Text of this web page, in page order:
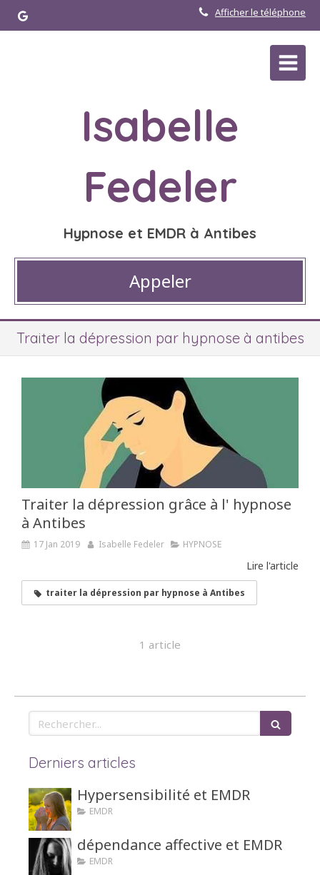
Afficher le téléphone
Isabelle
Fedeler
Hypnose et EMDR à Antibes
Appeler
Traiter la dépression par hypnose à antibes
Traiter la dépression grâce à l' hypnose
à Antibes
17 Jan 2019 Isabelle Fedeler HYPNOSE
Lire l'article
traiter la dépression par hypnose à Antibes
1 article
Rechercher
Derniers articles
Hypersensibilité et EMDR
EMDR
dépendance affective et EMDR
EMDR